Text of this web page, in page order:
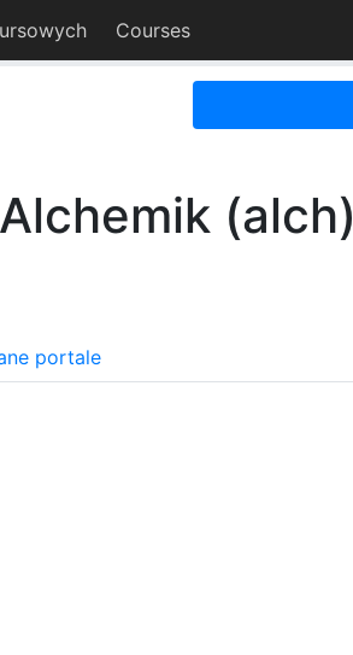
Courses
Alchemik (alch)
portale